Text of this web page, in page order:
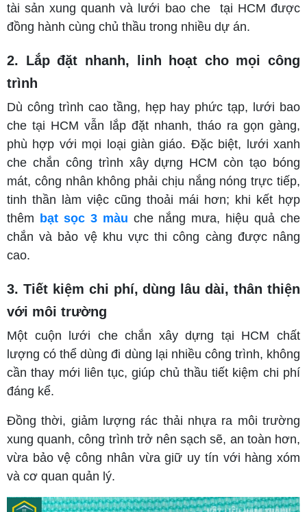
tài sản xung quanh và lưới bao che tại HCM được
đồng hành cùng chủ thầu trong nhiều dự án.
2. Lắp đặt nhanh, linh hoạt cho mọi công
trình
Dù công trình cao tầng, hẹp hay phức tạp, lưới bao
che tại HCM vẫn lắp đặt nhanh, tháo ra gọn gàng,
phù hợp với mọi loại giàn giáo. Đặc biệt, lưới xanh
che chắn công trình xây dựng HCM còn tạo bóng
mát, công nhân không phải chịu nắng nóng trực tiếp,
tinh thần làm việc cũng thoải mái hơn; khi kết hợp
thêm bạt sọc 3 màu che nắng mưa, hiệu quả che
chắn và bảo vệ khu vực thi công càng được nâng
cao.
3. Tiết kiệm chi phí, dùng lâu dài, thân thiện
với môi trường
Một cuộn lưới che chắn xây dựng tại HCM chất
lượng có thể dùng đi dùng lại nhiều công trình, không
cần thay mới liên tục, giúp chủ thầu tiết kiệm chi phí
đáng kể.
Đồng thời, giảm lượng rác thải nhựa ra môi trường
xung quanh, công trình trở nên sạch sẽ, an toàn hơn,
vừa bảo vệ công nhân vừa giữ uy tín với hàng xóm
và cơ quan quản lý.